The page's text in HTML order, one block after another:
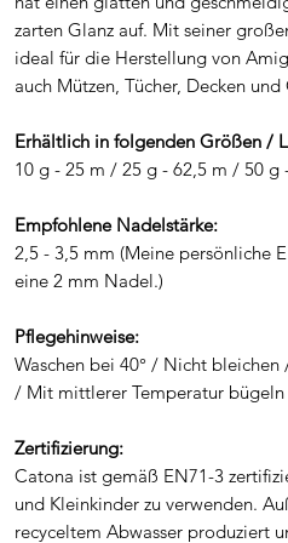
zarten Glanz auf. Mit seiner
ideal für die Herstellung von
auch Mützen, Tücher, Decken
Erhältlich in folgenden Größen /
10 g - 25 m / 25 g - 62,5 m / 50 g
Empfohlene Nadelstärke:
2,5 - 3,5 mm (Meine persönliche
eine 2 mm Nadel.)
Pflegehinweise:
Waschen bei 40° / Nicht
/ Mit mittlerer Temperatur
Zertifizierung:
Catona ist gemäß EN71-3
und Kleinkinder zu verwenden.
recyceltem Abwasser produziert